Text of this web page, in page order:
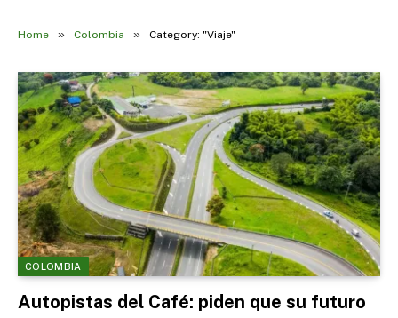
Home » Colombia » Category: "Viaje"
COLOMBIA
Autopistas del Café: piden que su futuro